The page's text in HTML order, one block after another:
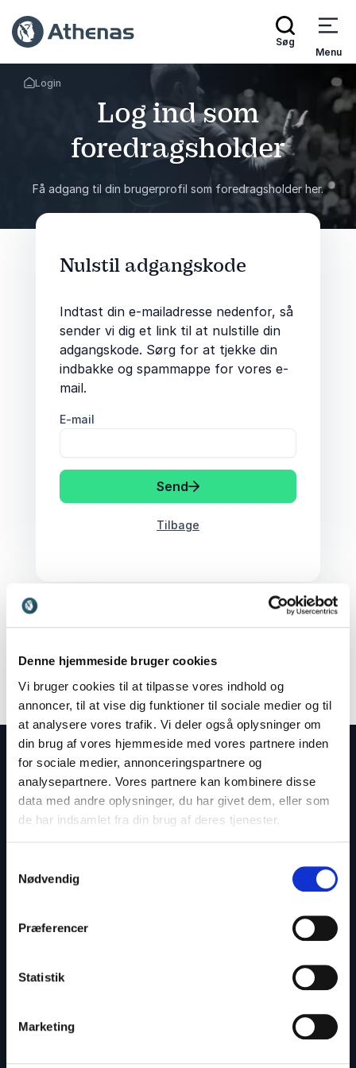
Denne hjemmeside bruger cookies
Vi bruger cookies til at tilpasse vores indhold og
annoncer, til at vise dig funktioner til sociale medier og til
at analysere vores trafik. Vi deler også oplysninger om
din brug af vores hjemmeside med vores partnere inden
for sociale medier, annonceringspartnere og
analysepartnere. Vores partnere kan kombinere disse
data med andre oplysninger, du har givet dem, eller som
de har indsamlet fra din brug af deres tjenester.
Nødvendig
Præferencer
Statistik
Marketing
Søg
Menu
Tilbage til forsiden
Login
Log ind som
foredragsholder
Få adgang til din brugerprofil som foredragsholder her.
Nulstil adgangskode
Indtast din e-mailadresse nedenfor, så
sender vi dig et link til at nulstille din
adgangskode. Sørg for at tjekke din
indbakke og spammappe for vores e-
mail.
E-mail
Send
Tilbage
Få gode tilbud direkte i din indbakke
Tilmeld dig vores nyhedsbrev og få løbende gode
tilbud og inspiration til dine arrangementer.